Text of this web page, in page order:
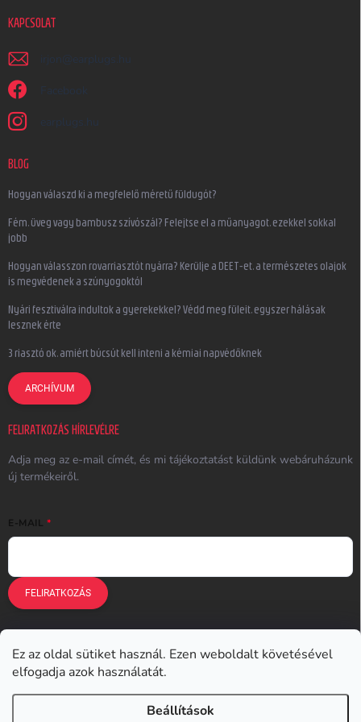
Ez az oldal sütiket használ. Ezen weboldalt követésével
elfogadja azok használatát.
Beállítások
KAPCSOLAT
irjon @ earplugs.hu
Facebook
earplugs.hu
BLOG
Hogyan válaszd ki a megfelelő méretű füldugót?
Fém, üveg vagy bambusz szívószál? Felejtse el a műanyagot, ezekkel sokkal
jobb
Hogyan válasszon rovarriasztót nyárra? Kerülje a DEET-et, a természetes olajok
is megvédenek a szúnyogoktól
Nyári fesztiválra indultok a gyerekekkel? Védd meg füleit, egyszer hálásak
lesznek érte
3 riasztó ok, amiért búcsút kell inteni a kémiai napvédőknek
ARCHÍVUM
FELIRATKOZÁS HÍRLEVÉLRE
Adja meg az e-mail címét, és mi tájékoztatást küldünk webáruházunk
új termékeiről.
E-MAIL
FELIRATKOZÁS
Earplugs.cz Earplugs.sk
Earplugs.at Earplugs.ro Lunesto.cz